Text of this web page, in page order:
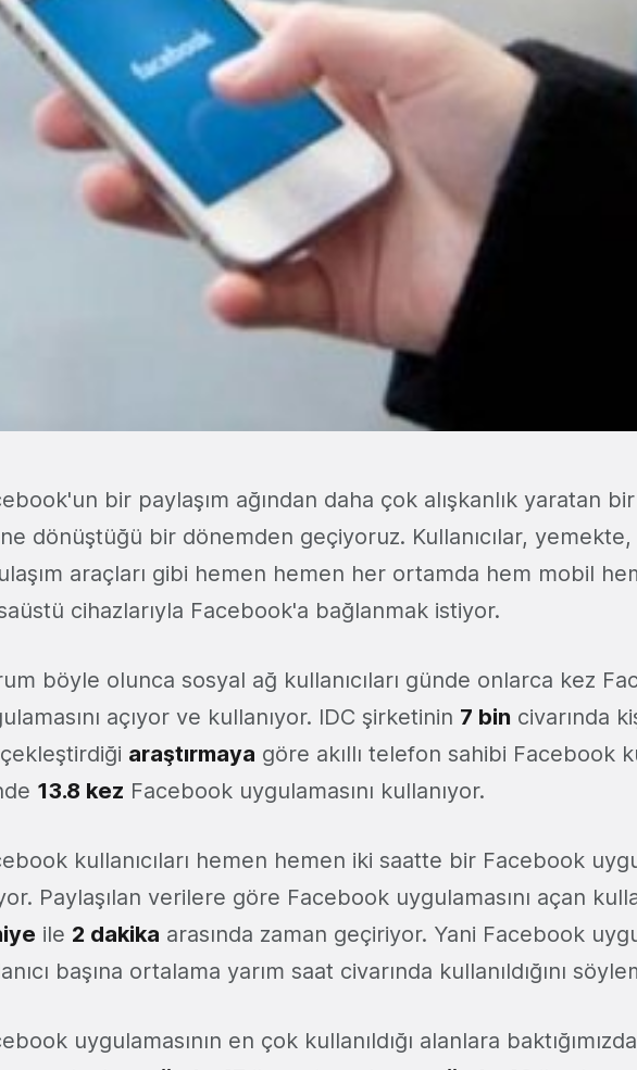
bir paylaşım ağından daha çok alışkanlık yaratan
dönüştüğü bir dönemden geçiyoruz. Kullanıcılar,
araçları gibi hemen hemen her ortamda hem mobil
cihazlarıyla Facebook'a bağlanmak istiyor.
böyle olunca sosyal ağ kullanıcıları günde onlarca kez
açıyor ve kullanıyor. IDC şirketinin 7 bin civarında
araştırmaya göre akıllı telefon sahibi Facebook
13.8 kez Facebook uygulamasını kullanıyor.
kullanıcıları hemen hemen iki saatte bir Facebook
Paylaşılan verilere göre Facebook uygulamasını açan
ile 2 dakika arasında zaman geçiriyor. Yani Facebook
başına ortalama yarım saat civarında kullanıldığını
uygulamasının en çok kullanıldığı alanlara